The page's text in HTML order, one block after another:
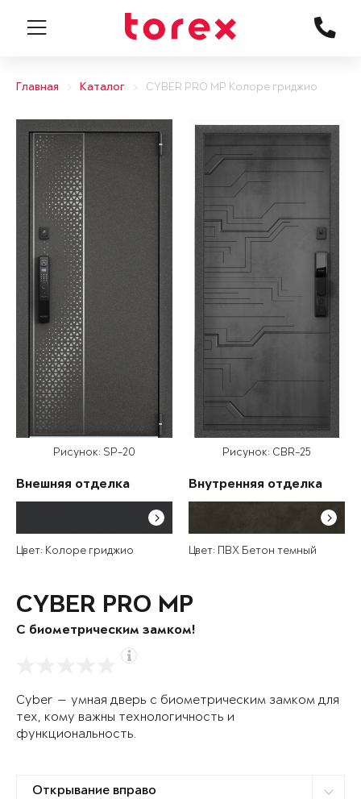
Главная Каталог CYBER PRO MP Колоре гриджио
Рисунок: SP-20
Внешняя отделка
Цвет: Колоре гриджио
Рисунок: CBR-25
Внутренняя отделка
Цвет: ПВХ Бетон темный
CYBER PRO MP
С биометрическим замком!
Cyber — умная дверь с биометрическим замком для
тех, кому важны технологичность и
функциональность.